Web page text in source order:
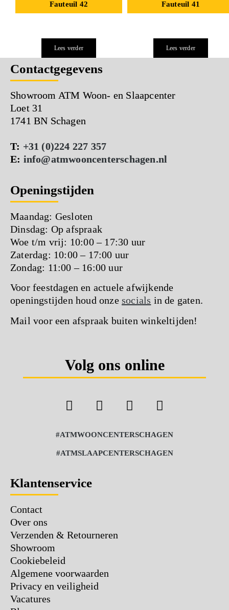
Fauteuil 42
Lees verder
Fauteuil 41
Lees verder
Contactgegevens
Showroom ATM Woon- en Slaapcenter
Loet 31
1741 BN Schagen
T: +31 (0)224 227 357
E: info@atmwooncenterschagen.nl
Openingstijden
Maandag: Gesloten
Dinsdag: Op afspraak
Woe t/m vrij: 10:00 – 17:30 uur
Zaterdag: 10:00 – 17:00 uur
Zondag: 11:00 – 16:00 uur
Voor feestdagen en actuele afwijkende
openingstijden houd onze socials in de gaten.
Mail voor een afspraak buiten winkeltijden!
Volg ons online
#ATMWOONCENTERSCHAGEN
#ATMSLAAPCENTERSCHAGEN
Klantenservice
Contact
Over ons
Verzenden & Retourneren
Showroom
Cookiebeleid
Algemene voorwaarden
Privacy en veiligheid
Vacatures